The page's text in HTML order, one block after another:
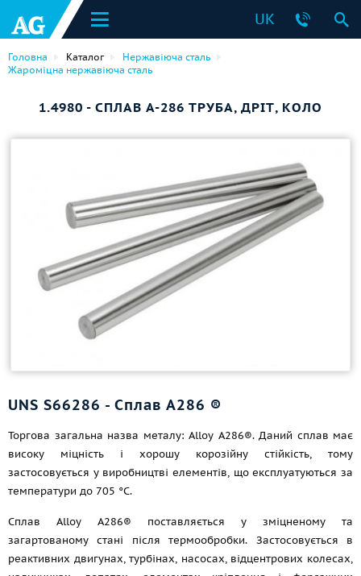
UK
Головна Каталог
Нержавіюча сталь
Жароміцна нержавіюча сталь
1.4980 - СПЛАВ A-286 ТРУБА, ДРІТ, КОЛО
UNS S66286 - Сплав A286 ®
Торгова загальна назва металу: Alloy A286®. Даний сплав має
високу міцність і хорошу корозійну стійкість, тому
застосовується у виробництві елементів, що експлуатуються за
температури до 705 °C.
Сплав Alloy A286® поставляється у зміцненому та
загартованому стані після термообробки. Застосовується в
реактивних двигунах, турбінах, насосах, відцентрових колесах,